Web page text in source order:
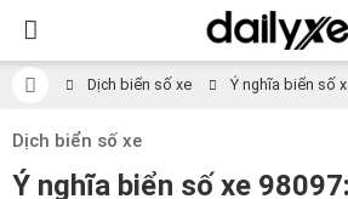
Dịch biển số xe Ý nghĩa biển số
Dịch biển số xe
Ý nghĩa biển số xe